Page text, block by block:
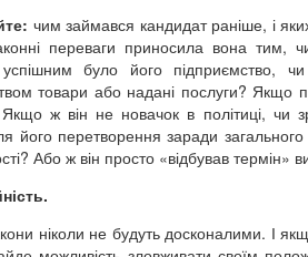
чим займався кандидат раніше, і
переваги приносила вона тим,
успішним було його підприємство,
товари або надані послуги? Якщо
Якщо ж він не новачок в політиці, чи
його перетворення заради
Або ж він просто «відбував термін»
ніколи не будуть досконалими. І